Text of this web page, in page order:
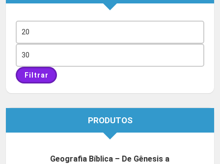
mínimo
máximo
Filtrar
PRODUTOS
Geografia Bíblica – De Gênesis a